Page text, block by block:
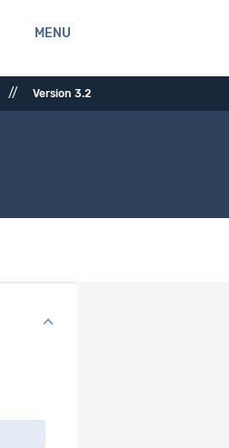
MENU
// Version 3.2
par le FNS